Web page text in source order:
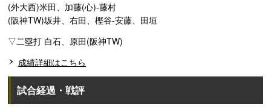
(外大西)米田、加藤(心)-藤村
(阪神TW)坂井、右田、樫谷-安藤、田垣
▽二塁打 白石、原田(阪神TW)
成績詳細はこちら
試合経過・戦評